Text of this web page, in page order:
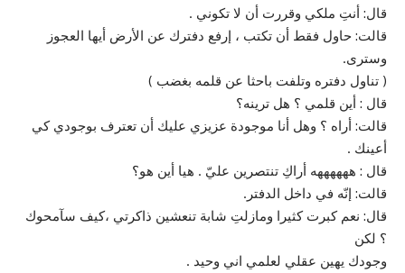
قال: أنتِ ملكي وقررت أن لا تكوني .
قالت: حاول فقط أن تكتب ، إرفع دفترك عن الأرض أيها العجوز
وسترى.
( تناول دفتره وتلفت باحثا عن قلمه بغضب )
قال : أين قلمي ؟ هل ترينه؟
قالت: أراه ؟ وهل أنا موجودة عزيزي عليك أن تعترف بوجودي كي
أعينك .
قال : ههههههه أراكِ تنتصرين عليّ . هيا أين هو؟
قالت: إنّه في داخل الدفتر.
قال: نعم كبرت كثيرا ومازلتِ شابة تنعشين ذاكرتي ،كيف سآمحوك
؟ لكن
وجودك يهين عقلي لعلمي اني وحيد .